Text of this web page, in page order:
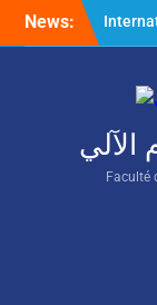
SkipNews:
on
الآلي
Faculté